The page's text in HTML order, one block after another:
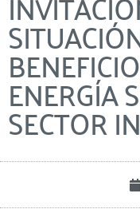
ENERGÍA
SECTOR